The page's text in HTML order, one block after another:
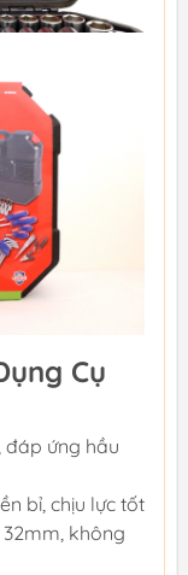
Cụ
đáp ứng hầu
bỉ, chịu lực tốt
không